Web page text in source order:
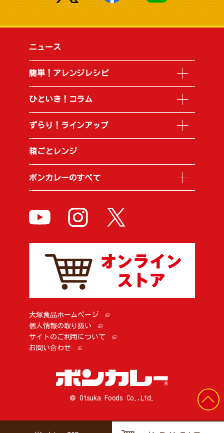
ニュース
簡単！アレンジレシピ
ひといき！コラム
ずらり！ラインアップ
箱ごとレンジ
ボンカレーのすべて
大塚食品ホームページ
個人情報の取り扱い
サイトのご利用について
お問い合わせ
© Otsuka Foods Co.,Ltd.